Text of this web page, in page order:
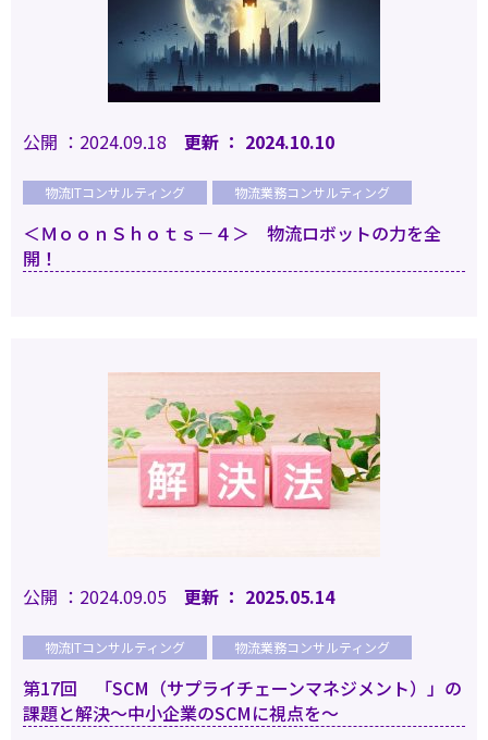
公開 ：2024.09.18 更新 ： 2024.10.10
物流ITコンサルティング 物流業務コンサルティング
＜ＭｏｏｎＳｈｏｔｓ－４＞ 物流ロボットの力を全
開！
公開 ：2024.09.05 更新 ： 2025.05.14
物流ITコンサルティング 物流業務コンサルティング
第17回 「SCM（サプライチェーンマネジメント）」の
課題と解決～中小企業のSCMに視点を～